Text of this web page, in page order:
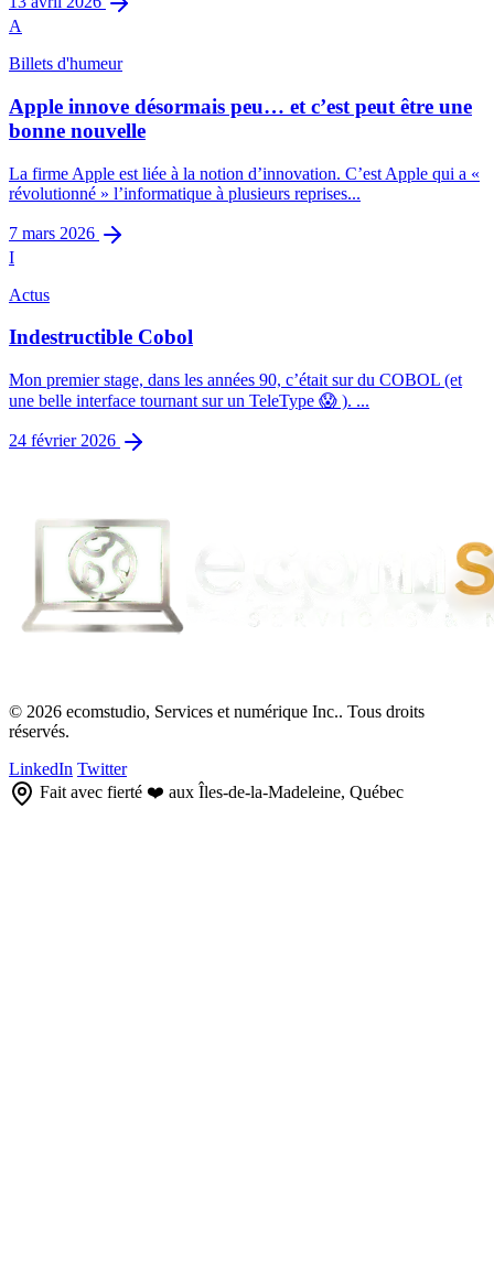
A
Billets d'humeur
Apple innove désormais peu… et c’est peut être une
bonne nouvelle
La firme Apple est liée à la notion d’innovation. C’est Apple qui a «
révolutionné » l’informatique à plusieurs reprises...
7 mars 2026
I
Actus
Indestructible Cobol
Mon premier stage, dans les années 90, c’était sur du COBOL (et
une belle interface tournant sur un TeleType 😱 ). ...
24 février 2026
© 2026 ecomstudio, Services et numérique Inc.. Tous droits
réservés.
LinkedIn Twitter
Fait avec fierté ❤️ aux Îles-de-la-Madeleine, Québec